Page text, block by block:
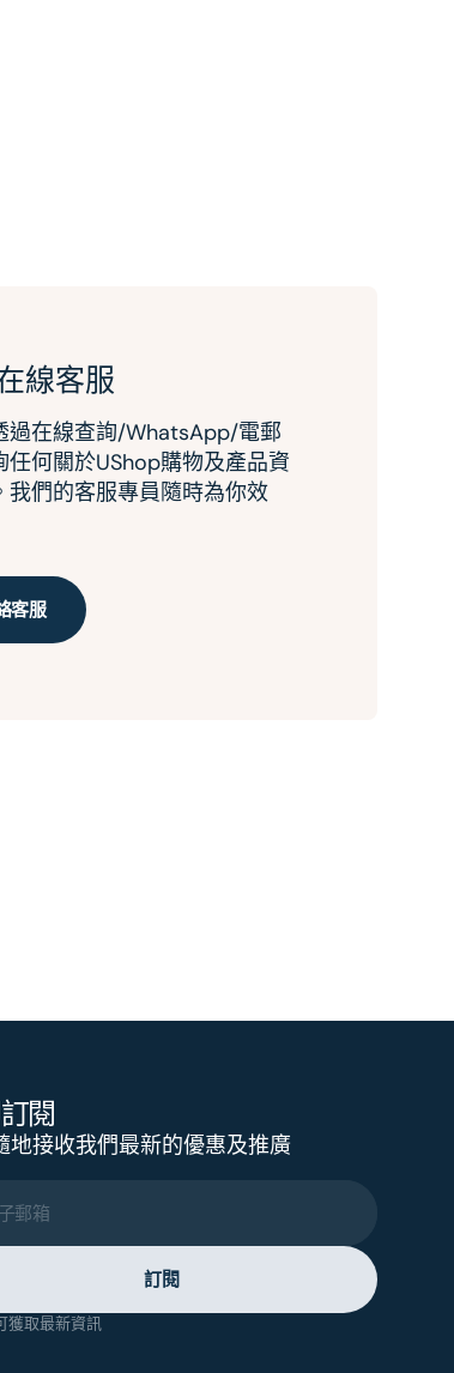
線客服
過在線查詢/WhatsApp/電郵
任何關於UShop購物及產品資
我們的客服專員隨時為你效
客服
閱
地接收我們最新的優惠及推廣
郵箱
訂閱
獲取最新資訊